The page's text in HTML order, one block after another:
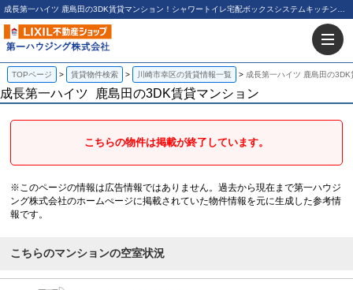
TOPページ 賃貸物件検索 川崎市幸区の賃貸情報一覧 成長第一ハイツ 鹿島田の3DK
成長第一ハイツ 鹿島田の3DK賃貸マンション
こちらの物件は掲載が終了しています。
※このページの情報は広告情報ではありません。過去から現在まで第一ハウジ
ング株式会社のホームぺージに掲載されていた物件情報を元に生成した参考情
報です。
こちらのマンションの空室状況